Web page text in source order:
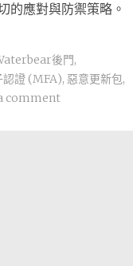
的應對與防禦策略。
後門,
認證 (MFA), 惡意更新包,
comment